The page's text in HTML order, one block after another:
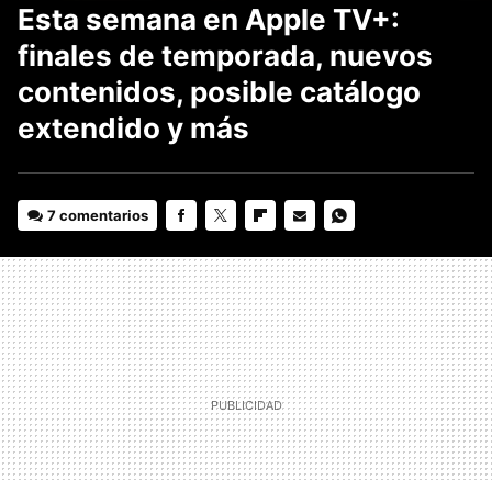
Esta semana en Apple TV+:
finales de temporada, nuevos
contenidos, posible catálogo
extendido y más
7 comentarios
MAIL